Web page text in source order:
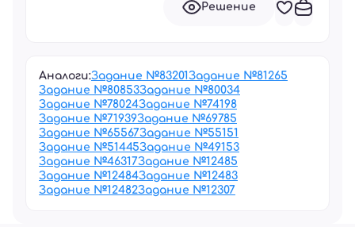
Решение
Аналоги:Задание №83201Задание №81265
Задание №80853Задание №80034
Задание №78024Задание №74198
Задание №71939Задание №69785
Задание №65567Задание №55151
Задание №51445Задание №49153
Задание №46317Задание №12485
Задание №12484Задание №12483
Задание №12482Задание №12307